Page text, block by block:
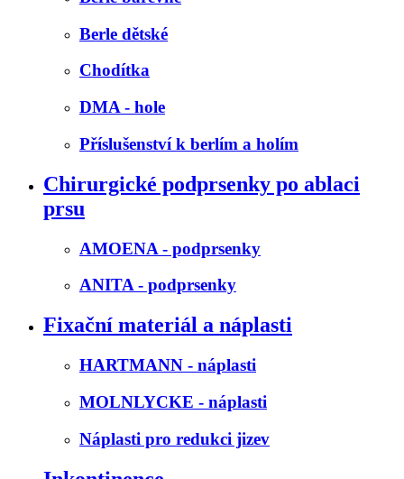
Berle dětské
Chodítka
DMA - hole
Příslušenství k berlím a holím
Chirurgické podprsenky po ablaci
prsu
AMOENA - podprsenky
ANITA - podprsenky
Fixační materiál a náplasti
HARTMANN - náplasti
MOLNLYCKE - náplasti
Náplasti pro redukci jizev